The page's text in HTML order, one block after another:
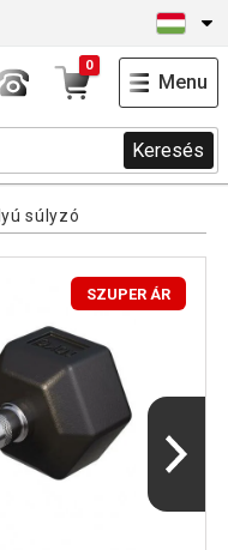
Keresés
0
Menu
súlyzó
SZUPER ÁR